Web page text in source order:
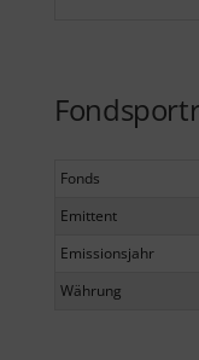
Fonds
Emittent
Emissionsjahr
Währung